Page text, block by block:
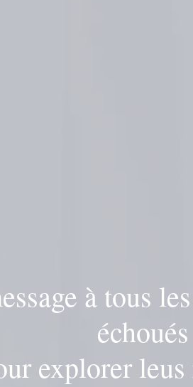
à tous
explorer